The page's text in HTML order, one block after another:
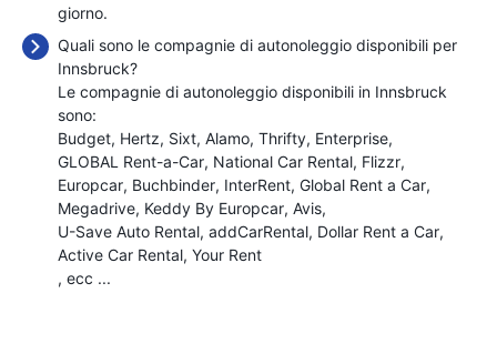
giorno.
Quali sono le compagnie di autonoleggio disponibili per
Innsbruck?
Le compagnie di autonoleggio disponibili in Innsbruck
sono:
Budget Hertz Sixt Alamo Thrifty Enterprise
GLOBAL Rent-a-Car National Car Rental Flizzr
Europcar Buchbinder InterRent Global Rent a Car
Megadrive Keddy By Europcar Avis
U-Save Auto Rental addCarRental Dollar Rent a Car
Active Car Rental Your Rent
, ecc ...